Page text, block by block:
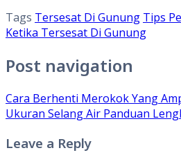
Tags Tersesat Di Gunung Tips
Ketika Tersesat Di Gunung
Post navigation
Cara Berhenti Merokok Yang
Ukuran Selang Air Panduan
Leave a Reply